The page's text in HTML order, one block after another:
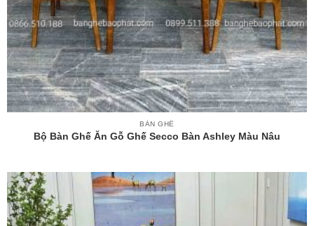
BÀN GHẾ
Bộ Bàn Ghế Ăn Gỗ Ghế Secco Bàn Ashley Màu Nâu